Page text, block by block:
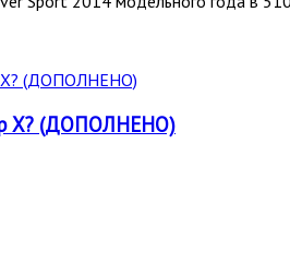
Х? (ДОПОЛНЕНО)